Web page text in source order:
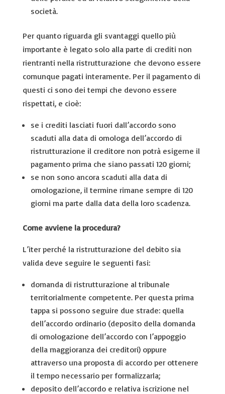
società.
Per quanto riguarda gli svantaggi quello più
importante è legato solo alla parte di crediti non
rientranti nella ristrutturazione che devono essere
comunque pagati interamente. Per il pagamento di
questi ci sono dei tempi che devono essere
rispettati, e cioè:
se i crediti lasciati fuori dall’accordo sono
scaduti alla data di omologa dell’accordo di
ristrutturazione il creditore non potrà esigerne il
pagamento prima che siano passati 120 giorni;
se non sono ancora scaduti alla data di
omologazione, il termine rimane sempre di 120
giorni ma parte dalla data della loro scadenza.
Come avviene la procedura?
L’iter perché la ristrutturazione del debito sia
valida deve seguire le seguenti fasi:
domanda di ristrutturazione al tribunale
territorialmente competente. Per questa prima
tappa si possono seguire due strade: quella
dell’accordo ordinario (deposito della domanda
di omologazione dell’accordo con l’appoggio
della maggioranza dei creditori) oppure
attraverso una proposta di accordo per ottenere
il tempo necessario per formalizzarla;
deposito dell’accordo e relativa iscrizione nel